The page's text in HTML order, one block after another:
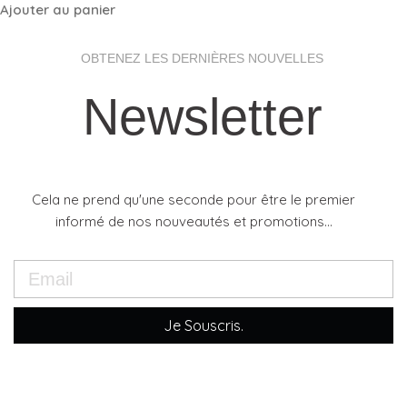
Ajouter au panier
OBTENEZ LES DERNIÈRES NOUVELLES
Newsletter
Cela ne prend qu'une seconde pour être le premier
informé de nos nouveautés et promotions...
Je Souscris.